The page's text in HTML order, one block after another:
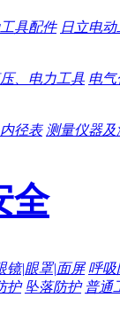
具配件 日立电动
、电力工具 电气
内径表 测量仪器及
全
镜|眼罩|面屏 呼吸
护 坠落防护 普通